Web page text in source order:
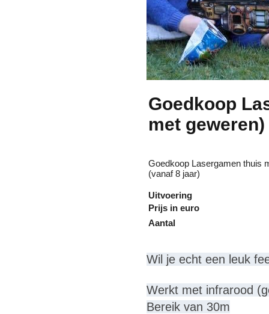
Goedkoop
met geweren)
Goedkoop Lasergamen thuis
(vanaf 8 jaar)
Uitvoering
Prijs in euro
Aantal
Wil je echt een leuk
Werkt met infrarood
Bereik van 30m